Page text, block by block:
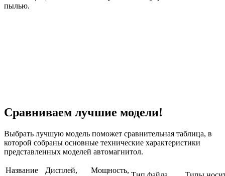
пылью.
Сравниваем лучшие модели!
Выбрать лучшую модель поможет сравнительная таблица, в
которой собраны основные технические характеристики
представленных моделей автомагнитол.
Название
Дисплей,
Мощность,